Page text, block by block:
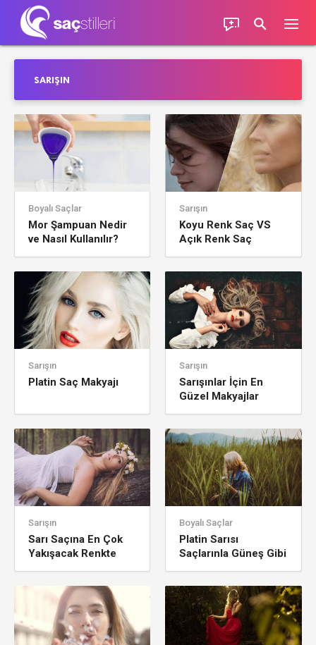
SARIŞIN
Boyalı Saçlar
Mor Şampuan Nedir
ve Nasıl Kullanılır?
Sarışın
Koyu Renk Saç VS
Açık Renk Saç
Sarışın
Platin Saç Makyajı
Sarışın
Sarışınlar İçin En
Güzel Makyajlar
Sarışın
Sarı Saçına En Çok
Yakışacak Renkte
Boyalı Saçlar
Platin Sarısı
Saçlarınla Güneş Gibi